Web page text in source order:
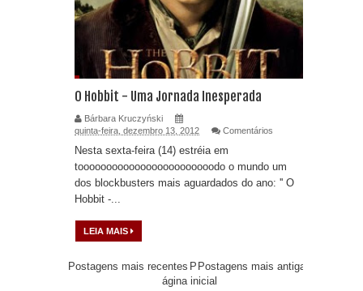
O Hobbit - Uma Jornada Inesperada
Bárbara Kruczyński
quinta-feira, dezembro 13, 2012
Comentários
Nesta sexta-feira (14) estréia em
toooooooooooooooooooooooodo o mundo um
dos blockbusters mais aguardados do ano: '' O
Hobbit -...
LEIA MAIS
Postagens mais recentes Postagens mais antigas
P
ágina inicial